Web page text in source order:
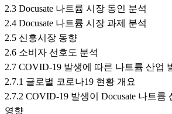
2.3 Docusate 나트륨 시장 동인 분석
2.4 Docusate 나트륨 시장 과제 분석
2.5 신흥시장 동향
2.6 소비자 선호도 분석
2.7 COVID-19 발생에 따른 나트륨 산업
2.7.1 글로벌 코로나19 현황 개요
2.7.2 COVID-19 발생이 Docusate 나트륨
영향